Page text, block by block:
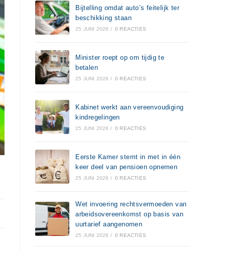
Bijtelling omdat auto’s feitelijk ter
beschikking staan
25 JUNI 2026 / 0 REACTIES
Minister roept op om tijdig te
betalen
25 JUNI 2026 / 0 REACTIES
Kabinet werkt aan vereenvoudiging
kindregelingen
25 JUNI 2026 / 0 REACTIES
Eerste Kamer stemt in met in één
keer deel van pensioen opnemen
25 JUNI 2026 / 0 REACTIES
Wet invoering rechtsvermoeden van
arbeidsovereenkomst op basis van
uurtarief aangenomen
25 JUNI 2026 / 0 REACTIES